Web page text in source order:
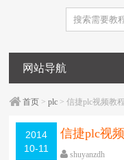
网站导航
首页 >plc > 信捷plc视频教
2014
10-11
信捷plc视
shuyanzdh